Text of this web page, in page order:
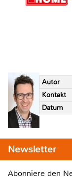
Autor
Kontakt
Datum
Newsletter
Abonniere den